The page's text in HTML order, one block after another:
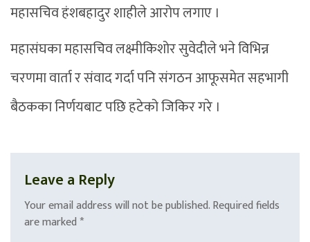
महासचिव हंशबहादुर शाहीले आरोप लगाए ।
महासंघका महासचिव लक्ष्मीकिशोर सुवेदीले भने विभिन्न
चरणमा वार्ता र संवाद गर्दा पनि संगठन आफूसमेत सहभागी
बैठकका निर्णयबाट पछि हटेको जिकिर गरे ।
Leave a Reply
Your email address will not be published.Required fields
are marked *